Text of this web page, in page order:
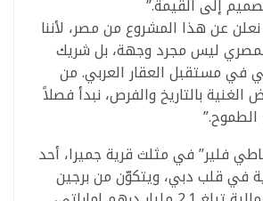
إلى القيمة.”
نعلن عن هذا المشروع من مصر، لأننا
ليس مجرد وجهة، بل شريك
في مستقبل العقار العربي. من
بالتاريخ والفرص، نبدأ فصلاً
فلير” في مثلث قرية جميرا، أحد
في قلب دبي، ويتكوّن من برجين